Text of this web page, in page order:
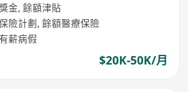
金, 餘額津貼
險計劃, 餘額醫療保險
薪病假
$20K-50K/月